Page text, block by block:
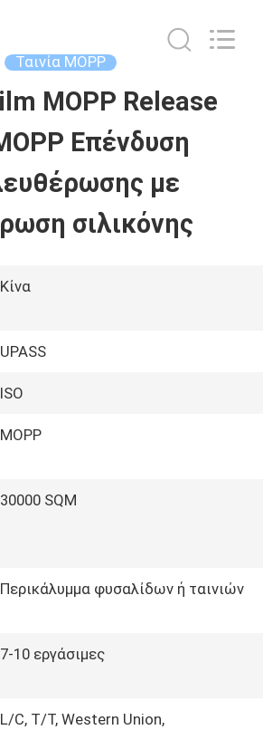
Ταινία MOPP
MOPP Release
Επένδυση
με
σιλικόνης
Κίνα
UPASS
ISO
MOPP
30000 SQM
Περικάλυμμα φυσαλίδων ή ταινιών
7-10 εργάσιμες
L/C, T/T, Western Union,